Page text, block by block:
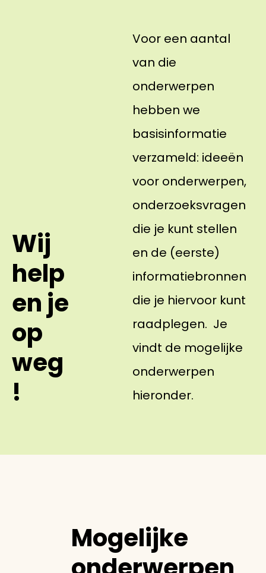
Wij
help
en je
op
weg
!
Voor een aantal
van die
onderwerpen
hebben we
basisinformatie
verzameld: ideeën
voor onderwerpen,
onderzoeksvragen
die je kunt stellen
en de (eerste)
informatiebronnen
die je hiervoor kunt
raadplegen. Je
vindt de mogelijke
onderwerpen
hieronder.
Mogelijke